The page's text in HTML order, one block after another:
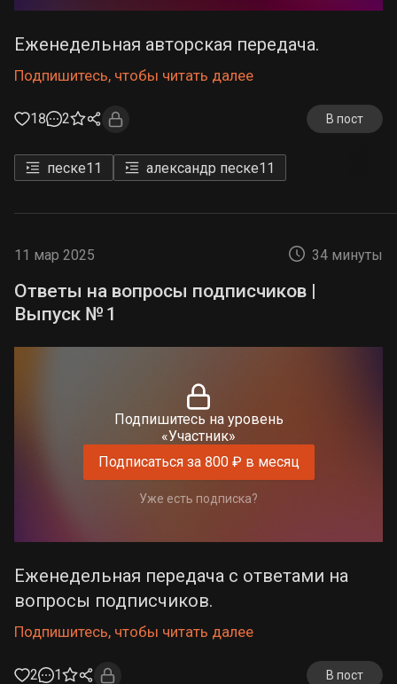
Еженедельная авторская передача.
Подпишитесь, чтобы читать далее
18 2 В пост
песке11 александр песке11
11 мар 2025 34 минуты
Ответы на вопросы подписчиков |
Выпуск № 1
Подпишитесь на уровень
«Участник»
Подписаться за 800 ₽ в месяц
Уже есть подписка?
Еженедельная передача с ответами на
вопросы подписчиков.
Подпишитесь, чтобы читать далее
2 1 В пост